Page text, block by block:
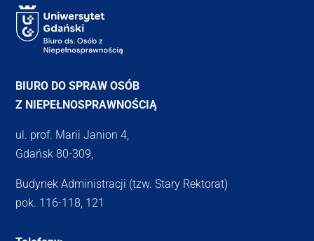
BIURO DO SPRAW OSÓB
Z NIEPEŁNOSPRAWNOŚCIĄ
ul. prof. Marii Janion 4,
Gdańsk 80-309,
Budynek Administracji (tzw. Stary Rektorat)
pok. 116-118, 121